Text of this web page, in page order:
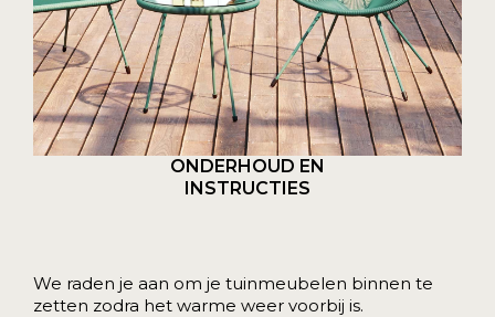
ONDERHOUD EN
INSTRUCTIES
We raden je aan om je tuinmeubelen binnen te
zetten zodra het warme weer voorbij is.